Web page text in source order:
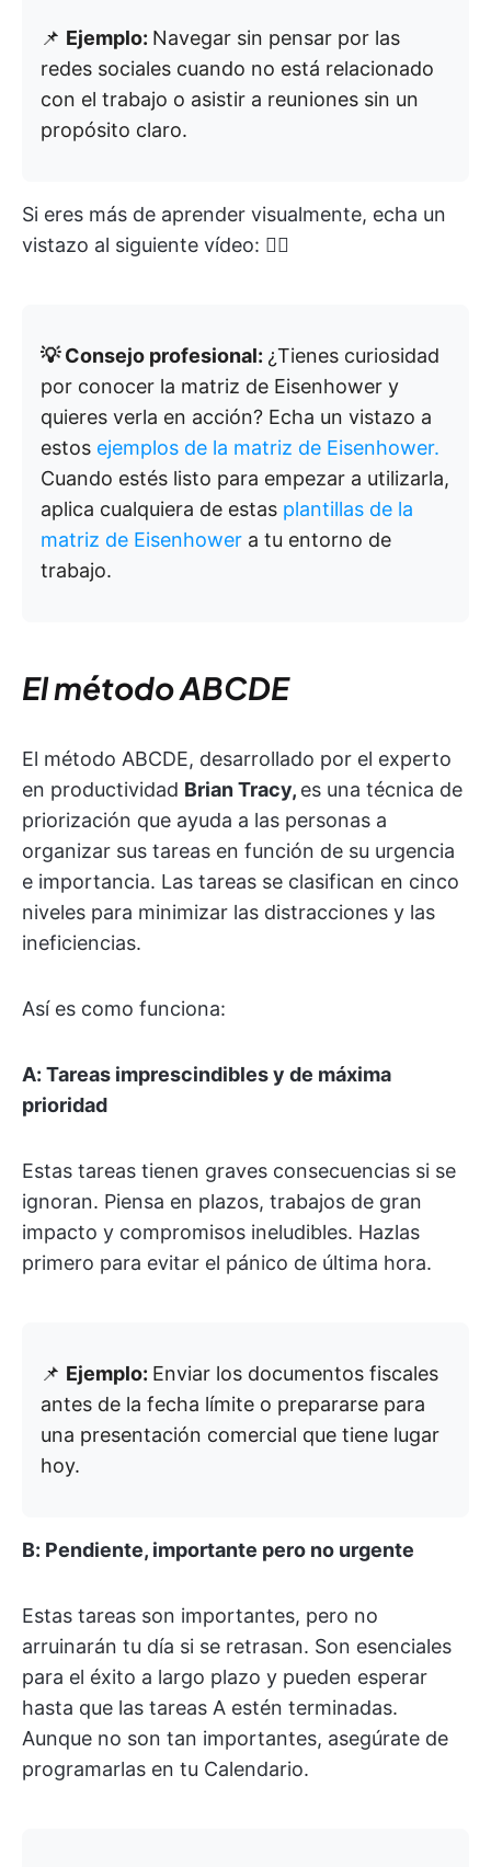
📌 Ejemplo: Navegar sin pensar por las
redes sociales cuando no está relacionado
con el trabajo o asistir a reuniones sin un
propósito claro.
Si eres más de aprender visualmente, echa un
vistazo al siguiente vídeo: 👇🏼
💡 Consejo profesional: ¿Tienes curiosidad
por conocer la matriz de Eisenhower y
quieres verla en acción? Echa un vistazo a
estos ejemplos de la matriz de Eisenhower.
Cuando estés listo para empezar a utilizarla,
aplica cualquiera de estas plantillas de la
matriz de Eisenhower a tu entorno de
trabajo.
El método ABCDE
El método ABCDE, desarrollado por el experto
en productividad Brian Tracy, es una técnica de
priorización que ayuda a las personas a
organizar sus tareas en función de su urgencia
e importancia. Las tareas se clasifican en cinco
niveles para minimizar las distracciones y las
ineficiencias.
Así es como funciona:
A: Tareas imprescindibles y de máxima
prioridad
Estas tareas tienen graves consecuencias si se
ignoran. Piensa en plazos, trabajos de gran
impacto y compromisos ineludibles. Hazlas
primero para evitar el pánico de última hora.
📌 Ejemplo: Enviar los documentos fiscales
antes de la fecha límite o prepararse para
una presentación comercial que tiene lugar
hoy.
B: Pendiente, importante pero no urgente
Estas tareas son importantes, pero no
arruinarán tu día si se retrasan. Son esenciales
para el éxito a largo plazo y pueden esperar
hasta que las tareas A estén terminadas.
Aunque no son tan importantes, asegúrate de
programarlas en tu Calendario.